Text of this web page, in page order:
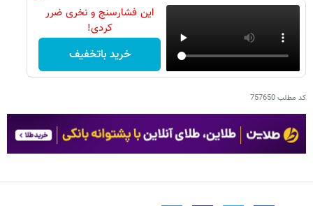
این فشارسنج و نخری ضرر
کردی!
خرید باتخفیف
کد مطلب757650